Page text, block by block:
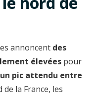
annoncent des
élevées pour
un pic attendu entre
de la France, les